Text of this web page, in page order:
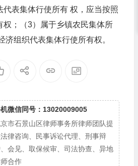
代表集体行使所有 权，应当按照
权；（3）属于乡镇农民集体所
济组织代表集体行使所有权。
微信同号：13020009005
市石景山区律师事务所律师团队提
律咨询、民事诉讼代理、刑事辩
会见、取保候审、司法协查、异地
合作